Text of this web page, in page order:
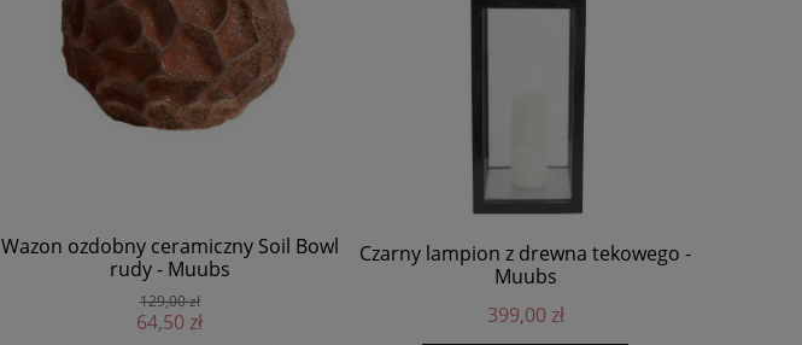
Wazon ozdobny ceramiczny Soil Bowl
rudy - Muubs
129,00 zł
64,50 zł
Czarny lampion z drewna tekowego -
Muubs
399,00 zł